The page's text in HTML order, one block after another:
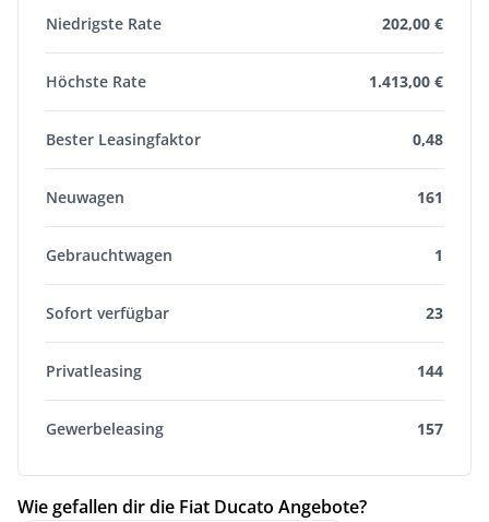
Niedrigste Rate 202,00 €
Höchste Rate 1.413,00 €
Bester Leasingfaktor 0,48
Neuwagen 161
Gebrauchtwagen 1
Sofort verfügbar 23
Privatleasing 144
Gewerbeleasing 157
Wie gefallen dir die Fiat Ducato Angebote?